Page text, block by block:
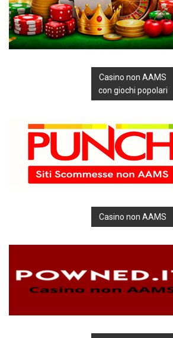
Casino non AAMS
con giochi popolari
Casino non AAMS